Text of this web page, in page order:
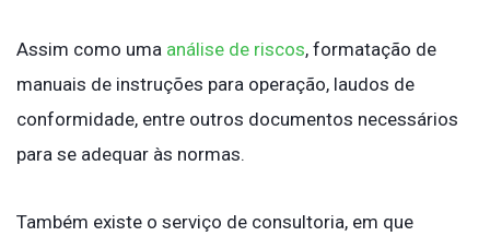
Assim como uma análise de riscos, formatação de
manuais de instruções para operação, laudos de
conformidade, entre outros documentos necessários
para se adequar às normas.
Também existe o serviço de consultoria, em que